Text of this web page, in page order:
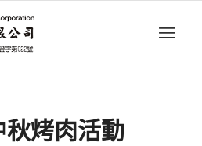
秋烤肉活動